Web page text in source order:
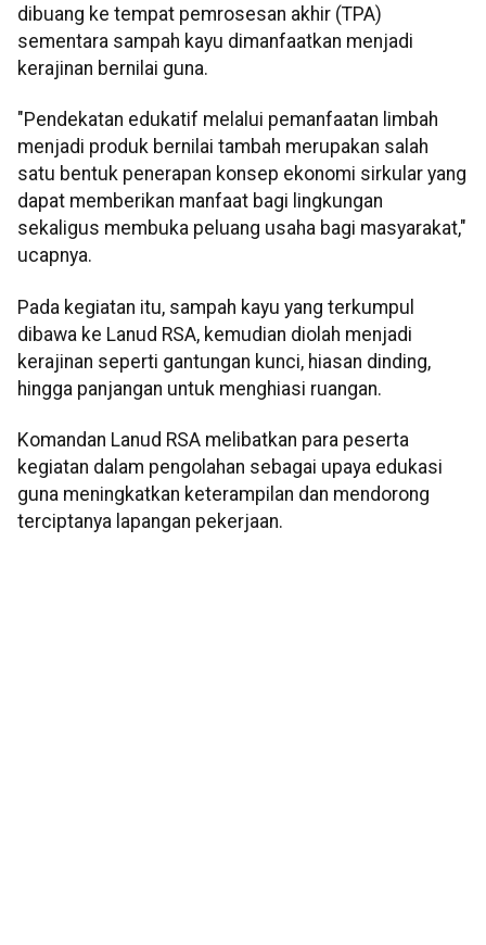
dibuang ke tempat pemrosesan akhir (TPA)
sementara sampah kayu dimanfaatkan menjadi
kerajinan bernilai guna.
"Pendekatan edukatif melalui pemanfaatan limbah
menjadi produk bernilai tambah merupakan salah
satu bentuk penerapan konsep ekonomi sirkular yang
dapat memberikan manfaat bagi lingkungan
sekaligus membuka peluang usaha bagi masyarakat,"
ucapnya.
Pada kegiatan itu, sampah kayu yang terkumpul
dibawa ke Lanud RSA, kemudian diolah menjadi
kerajinan seperti gantungan kunci, hiasan dinding,
hingga panjangan untuk menghiasi ruangan.
Komandan Lanud RSA melibatkan para peserta
kegiatan dalam pengolahan sebagai upaya edukasi
guna meningkatkan keterampilan dan mendorong
terciptanya lapangan pekerjaan.